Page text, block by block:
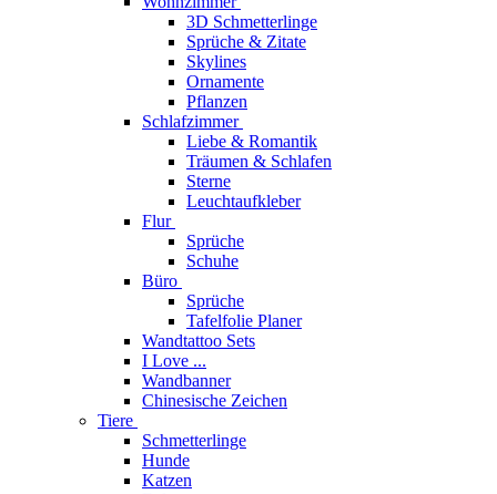
3D Schmetterlinge
Sprüche & Zitate
Skylines
Ornamente
Pflanzen
Schlafzimmer
Liebe & Romantik
Träumen & Schlafen
Sterne
Leuchtaufkleber
Flur
Sprüche
Schuhe
Büro
Sprüche
Tafelfolie Planer
Wandtattoo Sets
I Love ...
Wandbanner
Chinesische Zeichen
Tiere
Schmetterlinge
Hunde
Katzen